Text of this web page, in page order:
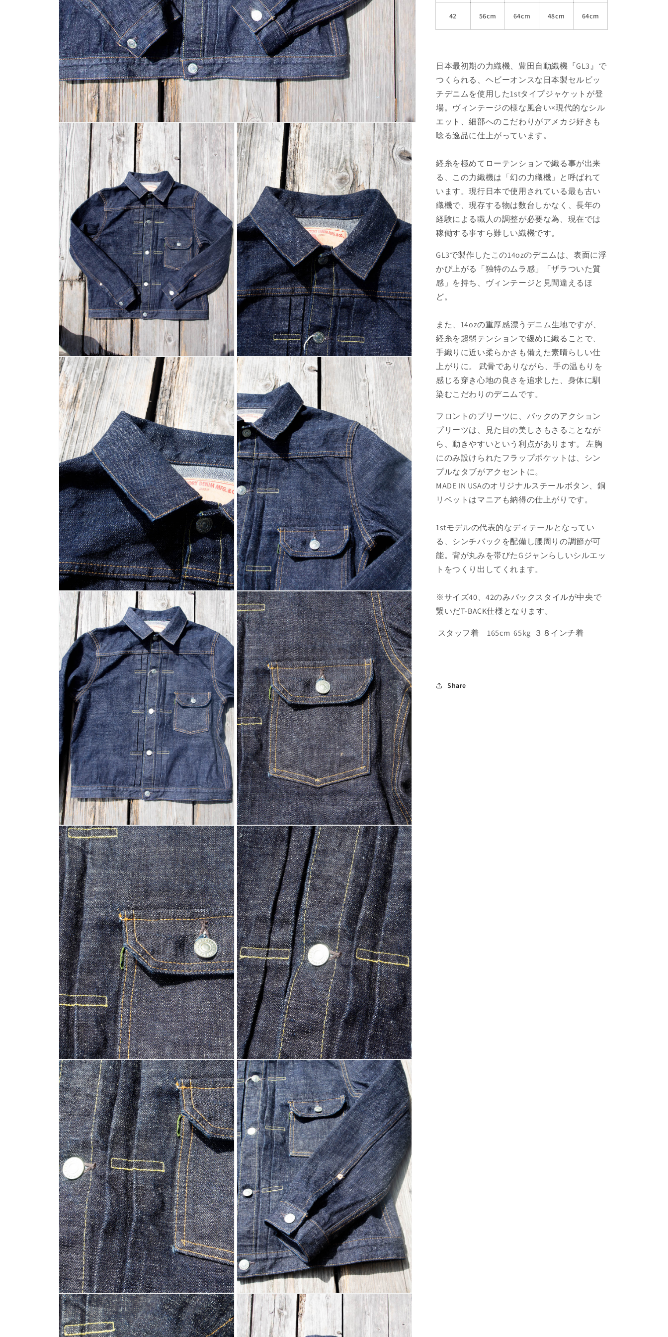
モ
ー
ダ
ル
で
メ
デ
ィ
ア
(1)
を
開
く
モ
ー
ダ
ル
で
メ
デ
ィ
ア
(2)
を
開
く
モ
ー
ル
で
メ
デ
ィ
ア
(3)
を
開
く
モ
ー
ダ
ル
メ
デ
ィ
ア
(4)
を
開
く
モ
ー
ダ
ル
で
メ
デ
ィ
ア
(5)
を
開
く
モ
ー
ダ
ル
で
メ
デ
ィ
ア
(6)
を
開
く
モ
ー
ダ
ル
で
メ
デ
ィ
ア
(7)
を
開
く
モ
ー
ダ
ル
で
メ
デ
ィ
ア
(8)
を
開
く
モ
ー
ダ
ル
で
メ
デ
ィ
ア
(9)
を
開
く
モ
ー
ダ
ル
で
モ
ー
ダ
で
42 56cm 64cm 48cm 64cm
日本最初期の力織機、豊田自動織機『GL3』で
つくられる、ヘビーオンスな日本製セルビッ
チデニムを使用した1stタイプジャケットが登
場。ヴィンテージの様な風合い×現代的なシル
エット、細部へのこだわりがアメカジ好きも
唸る逸品に仕上がっています。
経糸を極めてローテンションで織る事が出来
る、この力織機は「幻の力織機」と呼ばれて
います。現行日本で使用されている最も古い
織機で、現存する物は数台しかなく、長年の
経験による職人の調整が必要な為、現在では
稼働する事すら難しい織機です。
GL3で製作したこの14ozのデニムは、表面に浮
かび上がる「独特のムラ感」「ザラついた質
感」を持ち、ヴィンテージと見間違えるほ
ど。
また、14ozの重厚感漂うデニム生地ですが、
経糸を超弱テンションで緩めに織ることで、
手織りに近い柔らかさも備えた素晴らしい仕
上がりに。 武骨でありながら、手の温もりを
感じる穿き心地の良さを追求した、身体に馴
染むこだわりのデニムです。
フロントのプリーツに、バックのアクション
プリーツは、見た目の美しさもさることなが
ら、動きやすいという利点があります。 左胸
にのみ設けられたフラップポケットは、シン
プルなタブがアクセントに。
MADE IN USAのオリジナルスチールボタン、銅
リベットはマニアも納得の仕上がりです。
1stモデルの代表的なディテールとなってい
る、シンチバックを配備し腰周りの調節が可
能。背が丸みを帯びたGジャンらしいシルエッ
トをつくり出してくれます。
※サイズ40、42のみバックスタイルが中央で
繋いだT-BACK仕様となります。
スタッフ着 165cm 65kg ３８インチ着
Share